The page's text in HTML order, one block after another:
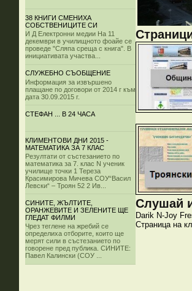
38 КНИГИ СМЕНИХА
СОБСТВЕНИЦИТЕ СИ
И Д Електронни медии На 11
декември в училищното фоайе се
проведе "Сляпа среща с книга". В
инициативата участва...
СЛУЖЕБНО СЪОБЩЕНИЕ
Информация за извършено
плащане по договори от 2014 г към
дата 30.09.2015 г.
СТЕФАН ... В 24 ЧАСА
КЛИМЕНТОВИ ДНИ 2015 -
МАТЕМАТИКА ЗА 7 КЛАС
Резултати от състезанието по
математика за 7. клас N ученик
училище точки 1 Тереза
Красимирова Мичева СОУ“Васил
Левски“ – Троян 52 2 Ив...
СИНИТЕ, ЖЪЛТИТЕ,
ОРАНЖЕВИТЕ И ЗЕЛЕНИТЕ ЩЕ
ГЛЕДАТ ФИЛМИ
Чрез теглене на жребий се
определиха отборите, които ще
мерят сили в състезанието по
говорене пред публика. СИНИТЕ:
Павел Калински (СОУ ...
Слушай
Darik N-Joy
Страница на